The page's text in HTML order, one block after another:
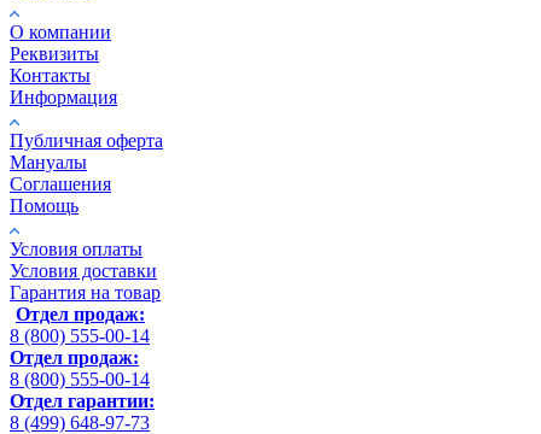
О компании
Реквизиты
Контакты
Информация
Публичная оферта
Мануалы
Соглашения
Помощь
Условия оплаты
Условия доставки
Гарантия на товар
Отдел продаж:
8 (800) 555-00-14
Отдел продаж:
8 (800) 555-00-14
Отдел гарантии:
8 (499) 648-97-73